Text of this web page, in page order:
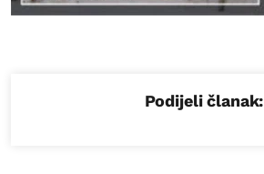
Podijeli članak: